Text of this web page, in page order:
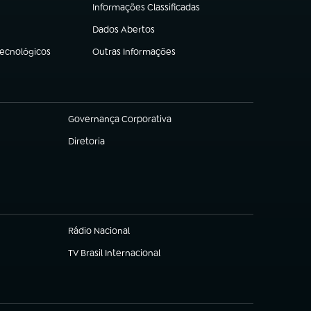
Informações Classificadas
(abre em nova aba)
Dados Abertos
(abre em nova aba)
Outras Informações
(abre em nova aba)
Governança Corporativa
(abre em nova aba)
Diretoria
(abre em nova aba)
Rádio Nacional
TV Brasil Internacional
(abre em nova aba)